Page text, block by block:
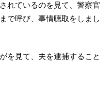
れているのを見て、警察官
で呼び、事情聴取をしまし
を見て、夫を逮捕すること